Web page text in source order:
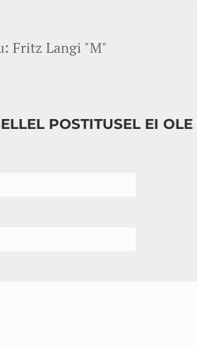
Fritz Langi "M"
POSTITUSEL EI